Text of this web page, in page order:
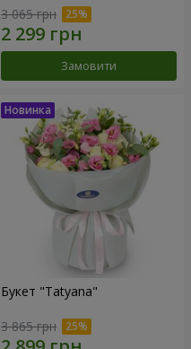
3 065 грн
Замовити
Букет "Tatyana"
3 865 грн